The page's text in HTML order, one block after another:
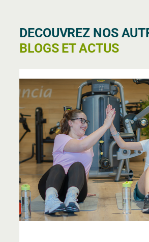
DECOUVREZ NOS
BLOGS ET ACTUS